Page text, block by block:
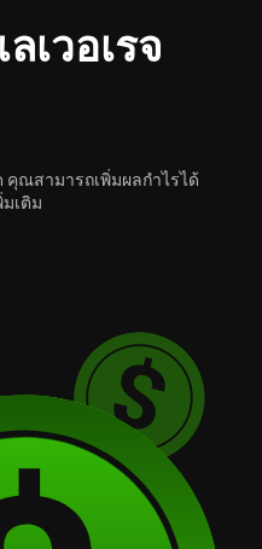
เวอเรจ
ณสามารถเพิ่มผลกำไรได้
เติม